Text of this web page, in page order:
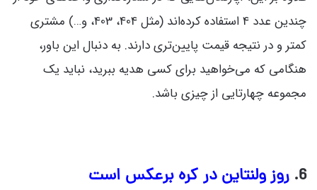
چندین عدد 4 استفاده کرده‌اند (مثل 404، 403، و…) مشتری
کمتر و در نتیجه قیمت پایین‌تری دارند. به دنبال این باور،
هنگامی که می‌خواهید برای کسی هدیه ببرید، نباید یک
مجموعه چهارتایی از چیزی باشد.
6. روز ولنتاین در کره برعکس است